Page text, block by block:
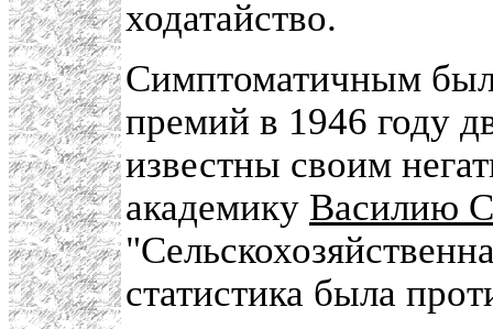
ходатайство.
Симптоматичным
премий в 1946 году
известны своим
академику Василию
статистика была